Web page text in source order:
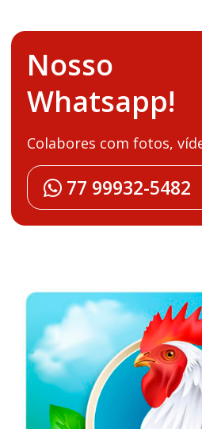
Nosso
Whatsapp!
Colabores com fotos,
77 99932-5482